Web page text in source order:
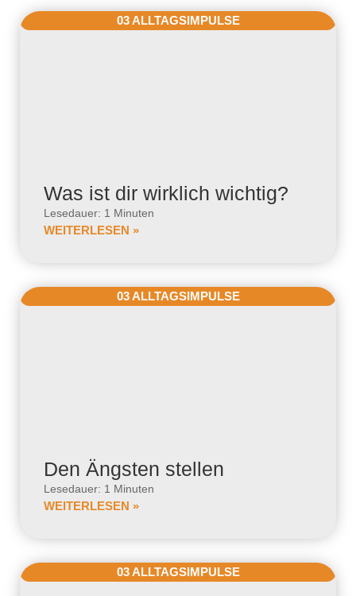
03 ALLTAGSIMPULSE
Was ist dir wirklich wichtig?
Lesedauer: 1 Minuten
WEITERLESEN »
03 ALLTAGSIMPULSE
Den Ängsten stellen
Lesedauer: 1 Minuten
WEITERLESEN »
03 ALLTAGSIMPULSE